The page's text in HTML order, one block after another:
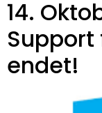
14.
Support
endet!